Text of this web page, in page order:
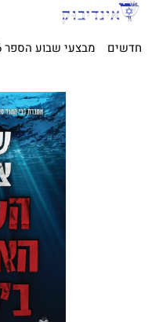
חדשים מבצעי שבוע הספר 2026